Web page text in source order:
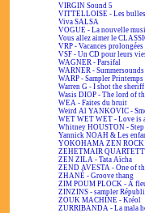
VIRGIN Sound 5
VITTELLOISE - Les
Viva SALSA
VOGUE - La nouvelle
Vous allez aimer le
VRP - Vacances
VSF - Un CD pour leurs
WAGNER - Parsifal
WARNER -
WARP - Sampler Printemps
Warren G - I shot the sheriff
Wasis DIOP - The lord of
WEA - Faites du bruit
Weird Al YANKOVIC -
WET WET WET - Love is
Whitney HOUSTON - Step
Yannick NOAH & Les
YOKOHAMA ZEN ROCK
ZEHETMAIR QUARTETT
ZEN ZILA - Tata Aïcha
ZEND AVESTA - One of
ZHANÉ - Groove thang
ZIM POUM PLOCK - A
ZINZINS - sampler
ZOUK MACHINE - Kréol
ZURRIBANDA - La mala